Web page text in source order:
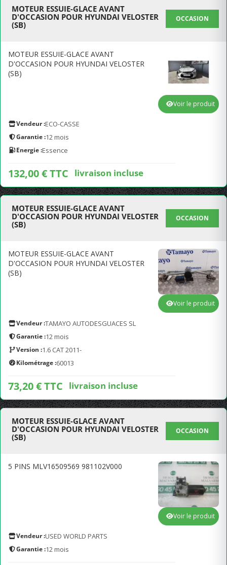
MOTEUR ESSUIE-GLACE AVANT
D'OCCASION POUR HYUNDAI VELOSTER
(SB)
OCCASION
MOTEUR ESSUIE-GLACE AVANT
D'OCCASION POUR HYUNDAI VELOSTER
(SB)
Vendeur :ECO-CASSE
Garantie :12 mois
Energie :Essence
132,00 € TTC livraison incluse
Voir le produit
MOTEUR ESSUIE-GLACE AVANT
D'OCCASION POUR HYUNDAI VELOSTER
(SB)
OCCASION
MOTEUR ESSUIE-GLACE AVANT
D'OCCASION POUR HYUNDAI VELOSTER
(SB)
Vendeur :TAMAYO AUTODESGUACES SL
Garantie :12 mois
Version :1.6 CAT 2011-
Kilométrage :60013
73,20 € TTC livraison incluse
Voir le produit
MOTEUR ESSUIE-GLACE AVANT
D'OCCASION POUR HYUNDAI VELOSTER
(SB)
OCCASION
5 PINS MLV16509569 981102V000
Vendeur :USED WORLD PARTS
Garantie :12 mois
Voir le produit